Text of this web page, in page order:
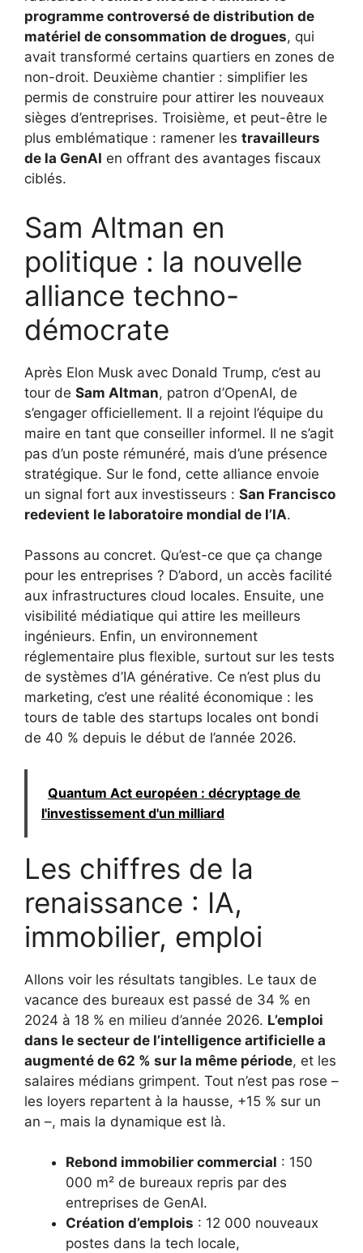
programme controversé de distribution de
matériel de consommation de drogues, qui
avait transformé certains quartiers en zones de
non-droit. Deuxième chantier : simplifier les
permis de construire pour attirer les nouveaux
sièges d’entreprises. Troisième, et peut-être le
plus emblématique : ramener les travailleurs
de la GenAI en offrant des avantages fiscaux
ciblés.
Sam Altman en
politique : la nouvelle
alliance techno-
démocrate
Après Elon Musk avec Donald Trump, c’est au
tour de Sam Altman, patron d’OpenAI, de
s’engager officiellement. Il a rejoint l’équipe du
maire en tant que conseiller informel. Il ne s’agit
pas d’un poste rémunéré, mais d’une présence
stratégique. Sur le fond, cette alliance envoie
un signal fort aux investisseurs : San Francisco
redevient le laboratoire mondial de l’IA.
Passons au concret. Qu’est-ce que ça change
pour les entreprises ? D’abord, un accès facilité
aux infrastructures cloud locales. Ensuite, une
visibilité médiatique qui attire les meilleurs
ingénieurs. Enfin, un environnement
réglementaire plus flexible, surtout sur les tests
de systèmes d’IA générative. Ce n’est plus du
marketing, c’est une réalité économique : les
tours de table des startups locales ont bondi
de 40 % depuis le début de l’année 2026.
Quantum Act européen : décryptage de
l'investissement d'un milliard
Les chiffres de la
renaissance : IA,
immobilier, emploi
Allons voir les résultats tangibles. Le taux de
vacance des bureaux est passé de 34 % en
2024 à 18 % en milieu d’année 2026. L’emploi
dans le secteur de l’intelligence artificielle a
augmenté de 62 % sur la même période, et les
salaires médians grimpent. Tout n’est pas rose –
les loyers repartent à la hausse, +15 % sur un
an –, mais la dynamique est là.
Rebond immobilier commercial : 150
000 m² de bureaux repris par des
entreprises de GenAI.
Création d’emplois : 12 000 nouveaux
postes dans la tech locale,